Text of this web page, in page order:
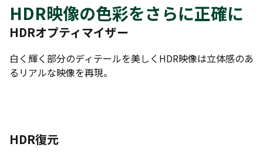
HDR映像の色彩をさらに正確に
HDRオプティマイザー
白く輝く部分のディテールを美しくHDR映像は立体感のあ
るリアルな映像を再現。
HDR復元